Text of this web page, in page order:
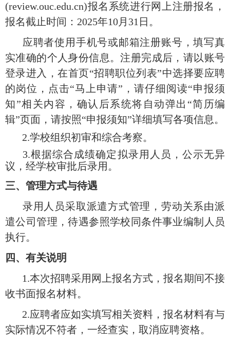
(review.ouc.edu.cn)报名系统进行网上注册报名，
报名截止时间：2025年10月 31 日。
应聘者使用手机号或邮箱注册账号，填写真
实准确的个人身份信息。注册完成后，请以账号
登录进入，在首页“招聘职位列表”中选择要应聘
的岗位，点击“马上申请”，请仔细阅读“申报须
知”相关内容，确认后系统将自动弹出“简历编
辑”页面，请按照“申报须知”详细填写各项信息。
2.学校组织初审和综合考察。
3.根据综合成绩确定拟录用人员，公示无异
议，经学校审批后录用。
三、管理方式与待遇
录用人员采取派遣方式管理，劳动关系由派
遣公司管理，待遇参照学校同条件事业编制人员
执行。
四 、有关说明
1.本次招聘采用网上报名方式，报名期间不接
收书面报名材料。
2.应聘者应如实填写相关资料，报名材料有与
实际情况不符者，一经查实，取消应聘资格。